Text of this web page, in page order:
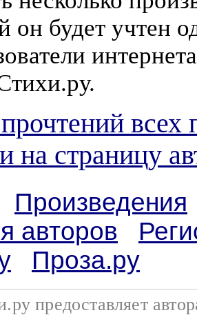
он будет учтен
всех
на страницу
Произведения
авторов
Проза.ру
предоставляет